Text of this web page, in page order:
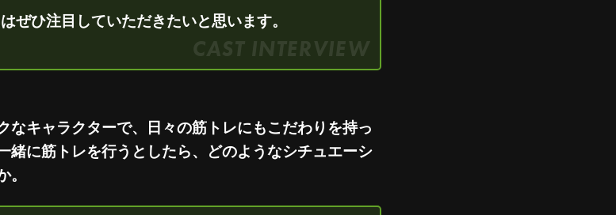
ぜひ注目していただきたいと思います。
なキャラクターで、日々の筋トレにもこだわりを持っ
緒に筋トレを行うとしたら、どのようなシチュエーシ
。